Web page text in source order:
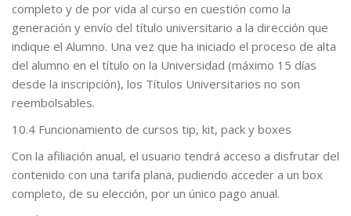
completo y de por vida al curso en cuestión como la
generación y envío del título universitario a la dirección que
indique el Alumno. Una vez que ha iniciado el proceso de alta
del alumno en el título on la Universidad (máximo 15 días
desde la inscripción), los Títulos Universitarios no son
reembolsables.
10.4 Funcionamiento de cursos tip, kit, pack y boxes
Con la afiliación anual, el usuario tendrá acceso a disfrutar del
contenido con una tarifa plana, pudiendo acceder a un box
completo, de su elección, por un único pago anual.